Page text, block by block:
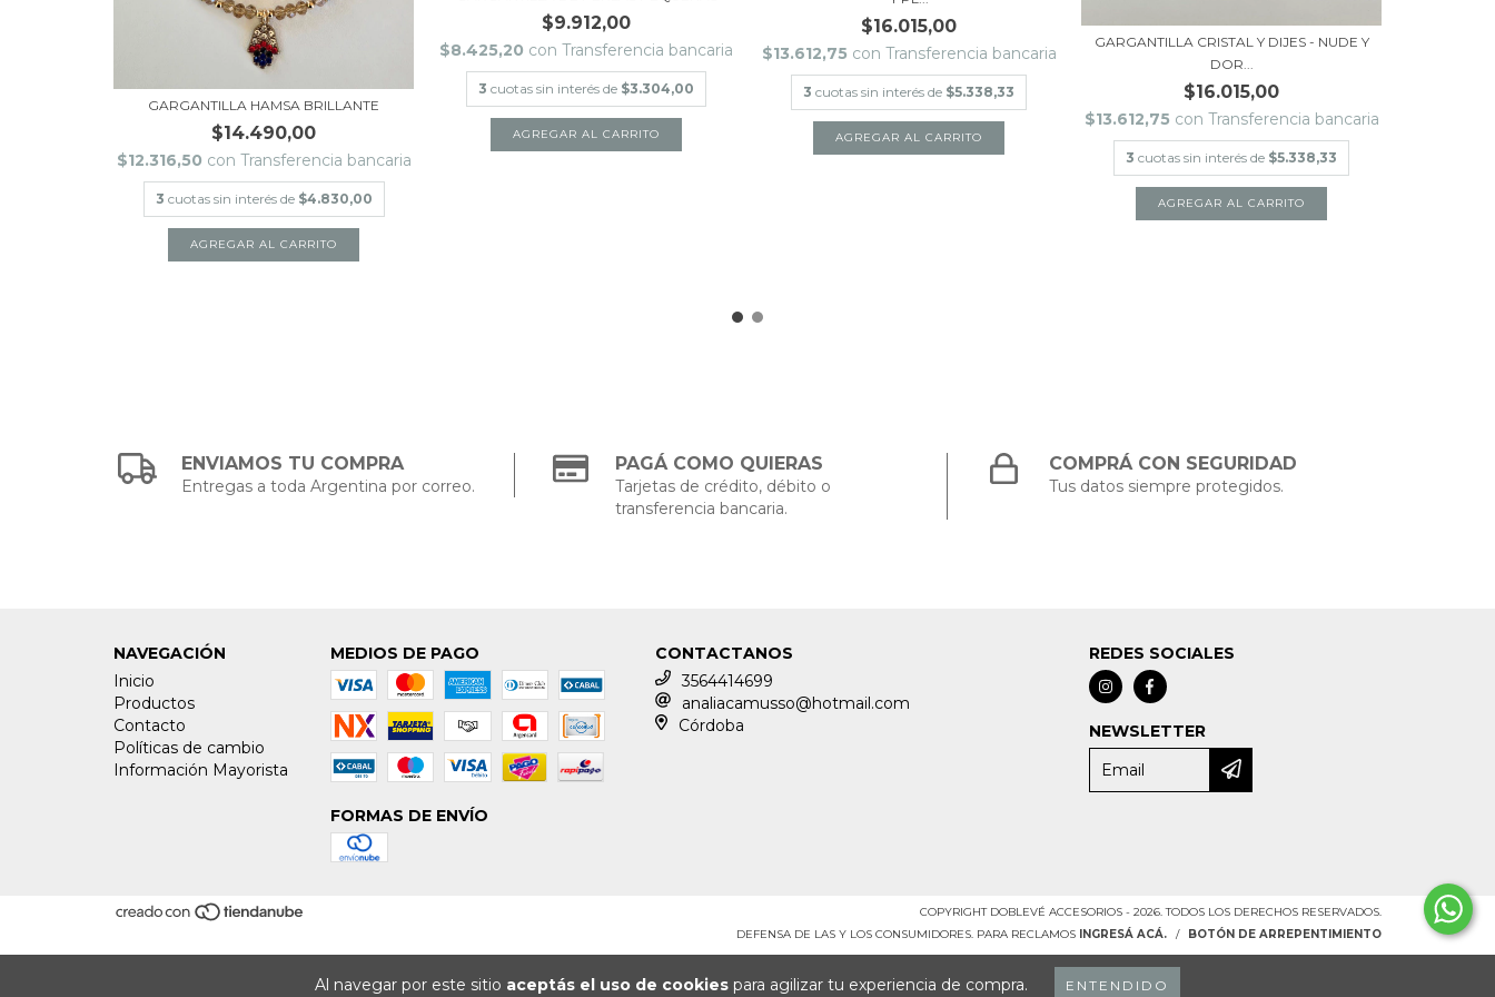
Al navegar por este sitio aceptás el uso de cookies para agilizar tu experiencia de compra. ENTENDIDO
GARGANTILLA HAMSA BRILLANTE
$14.490,00
$12.316,50 con Transferencia bancaria
3 cuotas sin interés de $4.830,00
$9.912,00
$8.425,20 con Transferencia bancaria
3 cuotas sin interés de $3.304,00
AGREGAR AL CARRITO
$16.015,00
$13.612,75 con Transferencia bancaria
3 cuotas sin interés de $5.338,33
GARGANTILLA CRISTAL Y DIJES - NUDE Y
DOR...
$16.015,00
$13.612,75 con Transferencia bancaria
3 cuotas sin interés de $5.338,33
ENVIAMOS TU COMPRA
Entregas a toda Argentina por correo.
PAGÁ COMO QUIERAS
Tarjetas de crédito, débito o
transferencia bancaria.
COMPRÁ CON SEGURIDAD
Tus datos siempre protegidos.
NAVEGACIÓN
Inicio
Productos
Contacto
Políticas de cambio
Información Mayorista
MEDIOS DE PAGO
FORMAS DE ENVÍO
CONTACTANOS
3564414699
analiacamusso@hotmail.com
Córdoba
REDES SOCIALES
NEWSLETTER
COPYRIGHT DOBLEVÉ ACCESORIOS - 2026. TODOS LOS DERECHOS RESERVADOS.
DEFENSA DE LAS Y LOS CONSUMIDORES. PARA RECLAMOS INGRESÁ ACÁ. / BOTÓN DE ARREPENTIMIENTO